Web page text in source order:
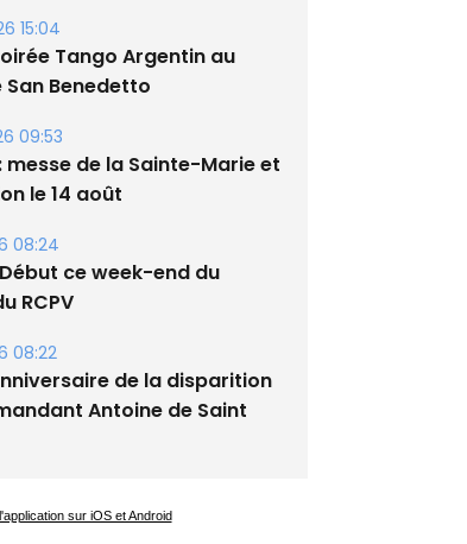
15:04
Tango Argentin au
Benedetto
09:53
messe de la Sainte-Marie et
le 14 août
08:24
ce week-end du
RCPV
08:22
de la disparition
Antoine de Saint